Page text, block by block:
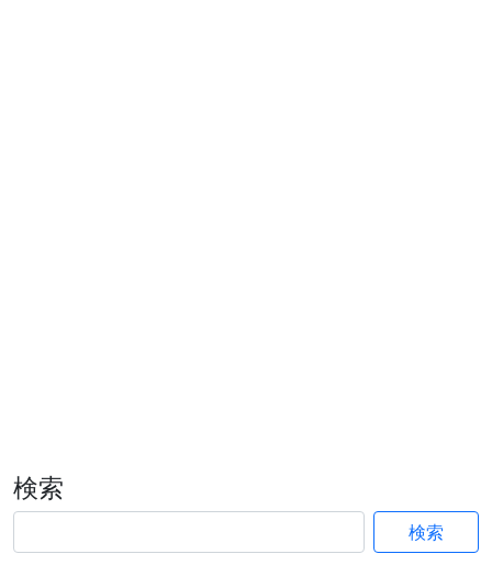
検索
検索